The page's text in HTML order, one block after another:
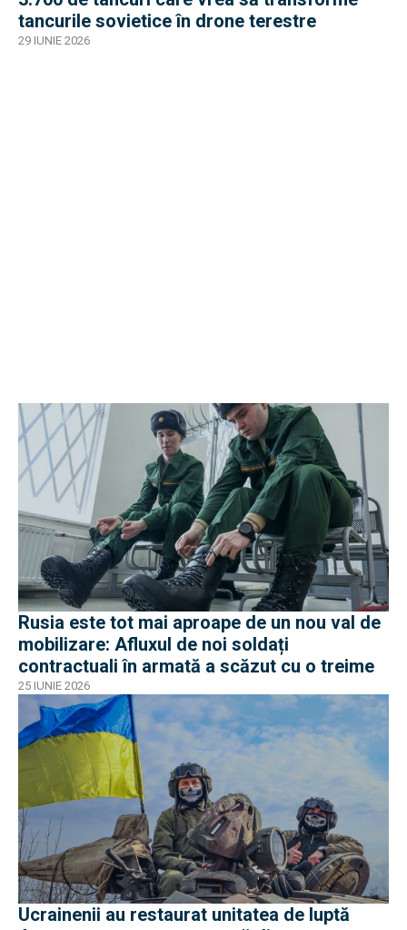
tancurile sovietice în drone terestre
29 IUNIE 2026
Rusia este tot mai aproape de un nou val de
mobilizare: Afluxul de noi soldați
contractuali în armată a scăzut cu o treime
25 IUNIE 2026
Ucrainenii au restaurat unitatea de luptă